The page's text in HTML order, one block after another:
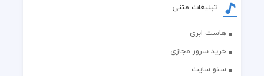
تبلیغات متنی
هاست ابری
خرید سرور مجازی
سئو سایت